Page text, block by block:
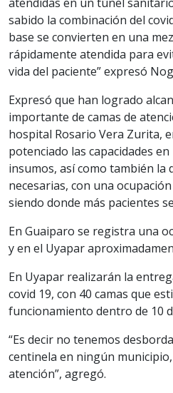
sabido la combinación del
base se convierten en una
rápidamente atendida para
vida del paciente” expresó
Expresó que han logrado
importante de camas de
hospital Rosario Vera Zurita,
potenciado las capacidades
insumos, así como también la
necesarias, con una
siendo donde más pacientes
En Guaiparo se registra una
y en el Uyapar
En Uyapar realizarán la
covid 19, con 40 camas que
funcionamiento dentro de 10
“Es decir no tenemos
centinela en ningún
atención”, agregó.